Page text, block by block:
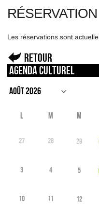
RÉSERVATION
Les réservations sont
Retour
Agenda culturel
L M M
27 28 29
3 4 5
10 11 12